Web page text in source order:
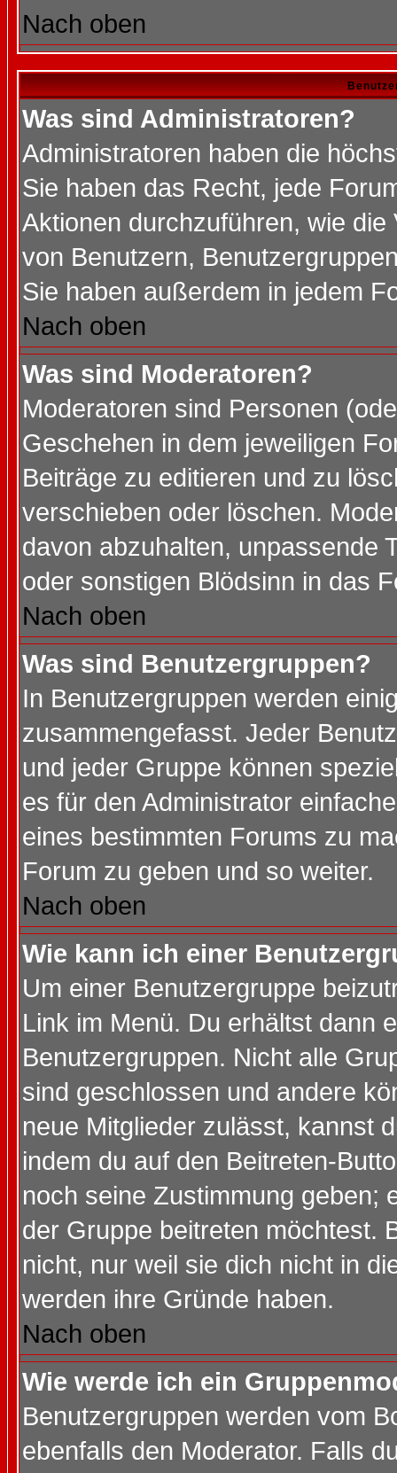
Nach oben
Was sind Administratoren?
Administratoren haben die
Sie haben das Recht, jede
Aktionen durchzuführen, wie
von Benutzern,
Sie haben außerdem in jedem
Nach oben
Was sind Moderatoren?
Moderatoren sind Personen
Geschehen in dem jeweiligen
Beiträge zu editieren und zu
verschieben oder löschen.
davon abzuhalten, unpassende
oder sonstigen Blödsinn in das
Nach oben
Was sind Benutzergruppen?
In Benutzergruppen werden
zusammengefasst. Jeder
und jeder Gruppe können
es für den Administrator
eines bestimmten Forums zu
Forum zu geben und so weiter.
Nach oben
Wie kann ich einer
Um einer Benutzergruppe
Link im Menü. Du erhältst dann
Benutzergruppen. Nicht alle
sind geschlossen und andere
neue Mitglieder zulässt, kannst
indem du auf den Beitreten-
noch seine Zustimmung geben;
der Gruppe beitreten möchtest.
nicht, nur weil sie dich nicht in
werden ihre Gründe haben.
Nach oben
Wie werde ich ein
Benutzergruppen werden vom
ebenfalls den Moderator. Falls